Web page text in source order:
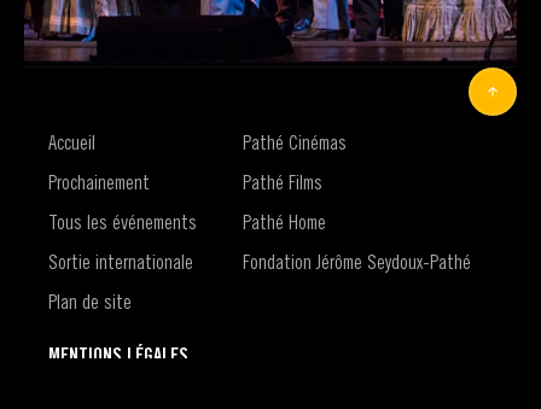
Accueil
Prochainement
Tous les événements
Sortie internationale
Plan de site
Pathé Cinémas
Pathé Films
Pathé Home
Fondation Jérôme Seydoux-Pathé
MENTIONS LÉGALES